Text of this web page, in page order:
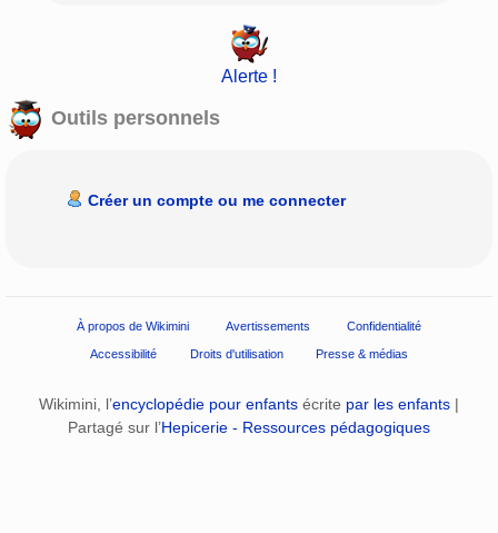
Alerte !
Outils personnels
Créer un compte ou me connecter
À propos de Wikimini Avertissements Confidentialité
Accessibilité Droits d'utilisation Presse & médias
Wikimini, l’encyclopédie pour enfants écrite par les enfants |
Partagé sur l’Hepicerie - Ressources pédagogiques